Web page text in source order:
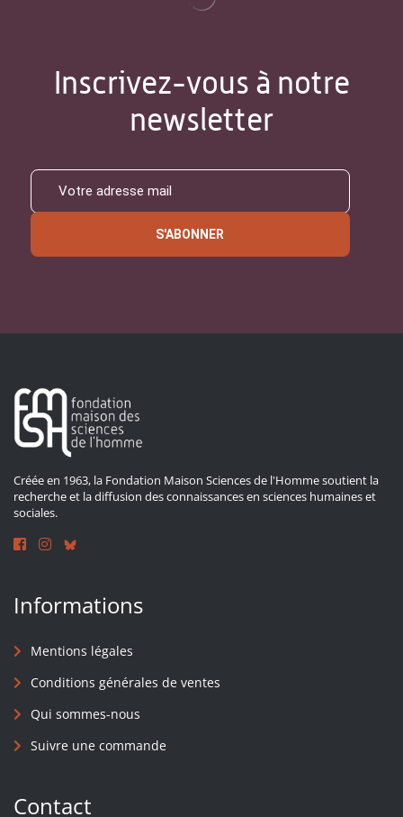
Inscrivez-vous à notre
newsletter
S'ABONNER
Créée en 1963, la Fondation Maison Sciences de l'Homme soutient la
recherche et la diffusion des connaissances en sciences humaines et
sociales.
Informations
Mentions légales
Conditions générales de ventes
Qui sommes-nous
Suivre une commande
Contact